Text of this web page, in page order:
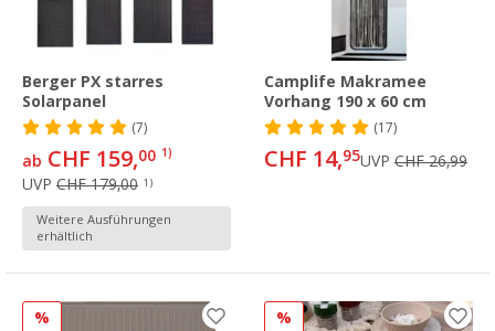
Berger PX starres
Solarpanel
(7)
ab CHF 159,00 1)
UVP CHF 179,00 1)
Weitere Ausführungen
erhältlich
Camplife Makramee
Vorhang 190 x 60 cm
(17)
CHF 14,95UVP CHF 26,99
% %